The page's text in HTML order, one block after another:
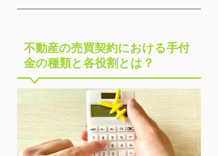
不動産の売買契約における手付
金の種類と各役割とは？